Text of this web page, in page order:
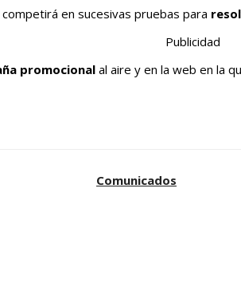
competirá en sucesivas pruebas para
Publicidad
promocional al aire y en la web en la
Comunicados